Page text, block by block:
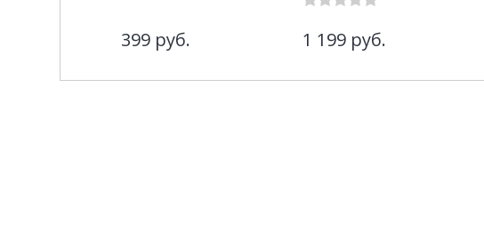
399 руб. 1 199 руб.